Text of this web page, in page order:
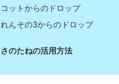
コットからのドロップ
れんその3からのドロップ
のたねの活用方法